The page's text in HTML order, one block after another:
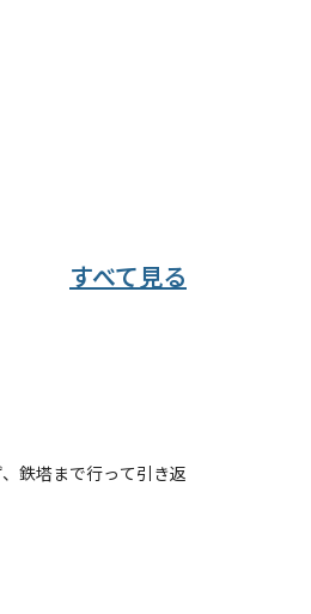
することをお勧めし
すべて見る
鉄塔まで行って引き返